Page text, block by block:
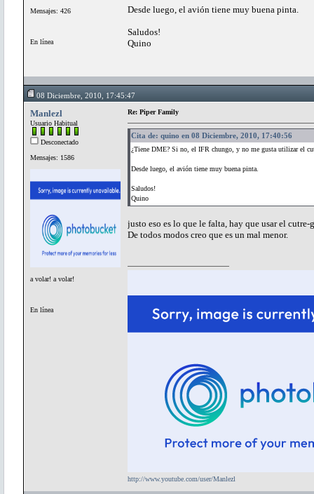
Mensajes: 426
En línea
Desde luego, el avión tiene muy buena pinta.
Saludos!
Quino
08 Diciembre, 2010, 17:45:47
Manlezl
Usuario Habitual
Desconectado
Mensajes: 1586
a volar! a volar!
En línea
Re: Piper Family
Cita de: quino en 08 Diciembre, 2010, 17:40:56
¿Tiene DME? Si no, el IFR chungo, y no me gusta utilizar el
Desde luego, el avión tiene muy buena pinta.
Saludos!
Quino
justo eso es lo que le falta, hay que usar el cutre-
De todos modos creo que es un mal menor.
http://www.youtube.com/user/Manlezl